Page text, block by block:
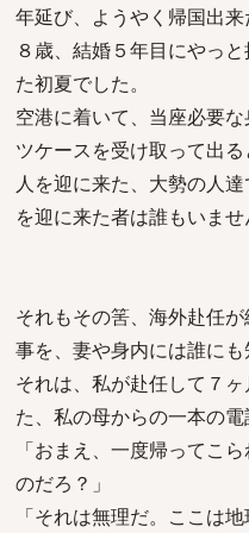
年延び、ようやく帰国出
８歳、結婚５年目にやっ
た初夏でした。
空港に着いて、当座必要
ツケースを受け取って出
人を迎に来た、大勢の人
を迎に来た者は誰もいませ
それもその筈、海外赴任
事を、妻や身内には誰にも
それは、私が赴任して７
た、私の母からの一本の電
「おまえ、一度帰ってこ
のだろ？」
「それは無理だ。ここは